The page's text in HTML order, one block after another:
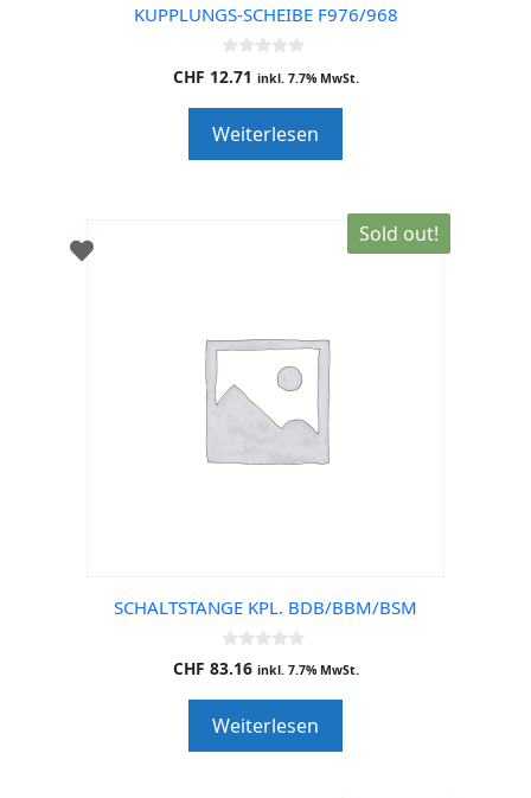
KUPPLUNGS-SCHEIBE F976/968
0
o
o
f
5
CHF 12.71 inkl. 7.7% MwSt.
Weiterlesen
Sold out!
SCHALTSTANGE KPL. BDB/BBM/BSM
0
o
o
f
5
CHF 83.16 inkl. 7.7% MwSt.
Weiterlesen